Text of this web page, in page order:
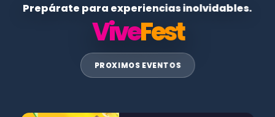
Prepárate para experiencias inolvidables.
ViveFest
PROXIMOS EVENTOS